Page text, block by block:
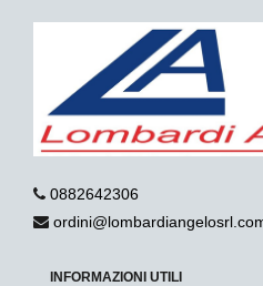
0882642306
INFORMAZIONI UTILI